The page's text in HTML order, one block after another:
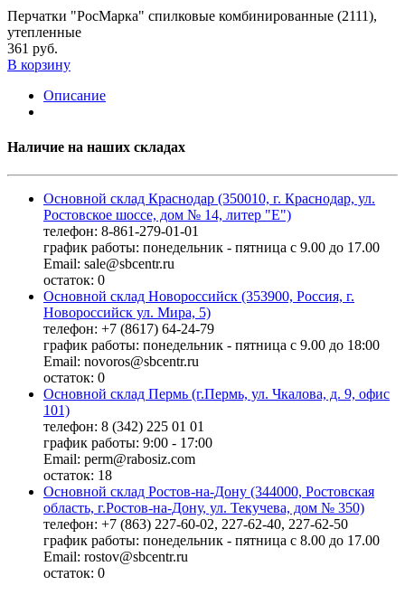
Перчатки "РосМарка" спилковые комбинированные (2111),
утепленные
361 руб.
В корзину
Описание
Наличие на наших складах
Основной склад Краснодар (350010, г. Краснодар, ул.
Ростовское шоссе, дом № 14, литер "Е")
телефон: 8-861-279-01-01
график работы: понедельник - пятница с 9.00 до 17.00
Email: sale@sbcentr.ru
остаток: 0
Основной склад Новороссийск (353900, Россия, г.
Новороссийск ул. Мира, 5)
телефон: +7 (8617) 64-24-79
график работы: понедельник - пятница с 9.00 до 18:00
Email: novoros@sbcentr.ru
остаток: 0
Основной склад Пермь (г.Пермь, ул. Чкалова, д. 9, офис
101)
телефон: 8 (342) 225 01 01
график работы: 9:00 - 17:00
Email: perm@rabosiz.com
остаток: 18
Основной склад Ростов-на-Дону (344000, Ростовская
область, г.Ростов-на-Дону, ул. Текучева, дом № 350)
телефон: +7 (863) 227-60-02, 227-62-40, 227-62-50
график работы: понедельник - пятница с 8.00 до 17.00
Email: rostov@sbcentr.ru
остаток: 0